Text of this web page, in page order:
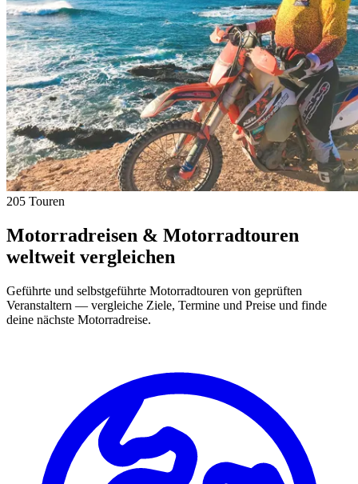
205 Touren
Motorradreisen & Motorradtouren
weltweit vergleichen
Geführte und selbstgeführte Motorradtouren von geprüften
Veranstaltern — vergleiche Ziele, Termine und Preise und finde
deine nächste Motorradreise.